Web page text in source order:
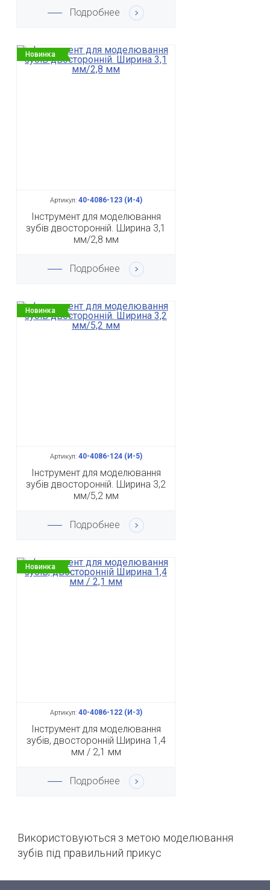
Подробнее
Новинка
Артикул:40-4086-123 (И-4)
Інструмент для моделювання
зубів двосторонній. Ширина 3,1
мм/2,8 мм
Подробнее
Новинка
Артикул:40-4086-124 (И-5)
Інструмент для моделювання
зубів двосторонній. Ширина 3,2
мм/5,2 мм
Подробнее
Новинка
Артикул:40-4086-122 (И-3)
Інструмент для моделювання
зубів, двосторонній Ширина 1,4
мм / 2,1 мм
Подробнее
Використовуються з метою моделювання
зубів під правильний прикус